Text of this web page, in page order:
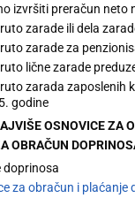
izvršiti preračun
zarade ili dela
zarade za
lične zarade
zarada zaposlenih
godine
OSNOVICE ZA
OBRAČUN
doprinosa
za obračun i plaćanje